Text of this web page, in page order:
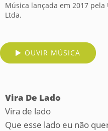
Música lançada em 2017
Ltda.
OUVIR MÚSICA
Vira De Lado
Vira de lado
Que esse lado eu não